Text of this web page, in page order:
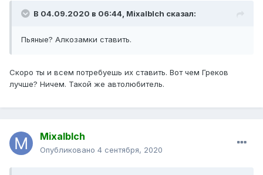
В 04.09.2020 в 06:44, Mixalblch сказал:
Пьяные? Алкозамки ставить.
Скоро ты и всем потребуешь их ставить. Вот чем Греков
лучше? Ничем. Такой же автолюбитель.
Mixalblch
Опубликовано 4 сентября, 2020